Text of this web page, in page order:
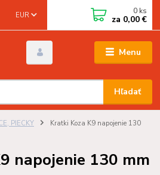
Menu
EUR
Hľadať
0 ks
za 0,00 €
PIECKY
Kratki Koza K9 napojenie 130
napojenie 130 mm